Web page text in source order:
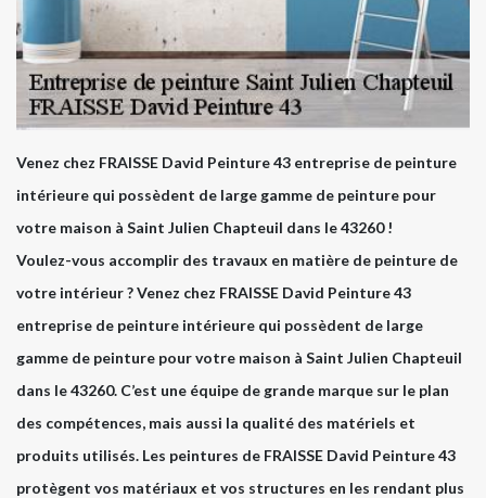
Venez chez FRAISSE David Peinture 43 entreprise de peinture
intérieure qui possèdent de large gamme de peinture pour
votre maison à Saint Julien Chapteuil dans le 43260 !
Voulez-vous accomplir des travaux en matière de peinture de
votre intérieur ? Venez chez FRAISSE David Peinture 43
entreprise de peinture intérieure qui possèdent de large
gamme de peinture pour votre maison à Saint Julien Chapteuil
dans le 43260. C’est une équipe de grande marque sur le plan
des compétences, mais aussi la qualité des matériels et
produits utilisés. Les peintures de FRAISSE David Peinture 43
protègent vos matériaux et vos structures en les rendant plus